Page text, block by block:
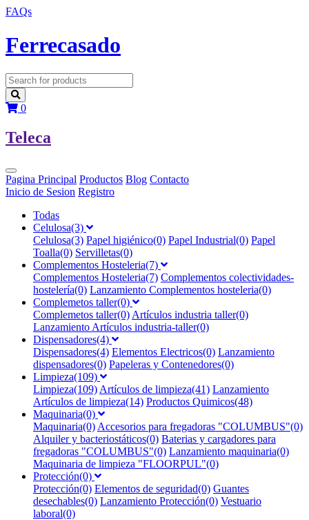
FAQs
Ferrecasado
0
Teleca
Pagina Principal Productos Blog Contacto
Inicio de Sesion Registro
Todas
Celulosa(3)
Celulosa(3) Papel higiénico(0) Papel Industrial(0) Papel
Toalla(0) Servilletas(0)
Complementos Hosteleria(7)
Complementos Hosteleria(7) Complementos colectividades-
hostelería(0) Lanzamiento Complementos hosteleria(0)
Complemetos taller(0)
Complemetos taller(0) Artículos industria taller(0)
Lanzamiento Artículos industria-taller(0)
Dispensadores(4)
Dispensadores(4) Elementos Electricos(0) Lanzamiento
dispensadores(0) Papeleras y Contenedores(0)
Limpieza(109)
Limpieza(109) Artículos de limpieza(41) Lanzamiento
Artículos de limpieza(14) Productos Quimicos(48)
Maquinaria(0)
Maquinaria(0) Accesorios para fregadoras "COLUMBUS"(0)
Alquiler y bacteriostáticos(0) Baterias y cargadores para
fregadoras "COLUMBUS"(0) Lanzamiento maquinaria(0)
Maquinaria de limpieza "FLOORPUL"(0)
Protección(0)
Protección(0) Elementos de seguridad(0) Guantes
desechables(0) Lanzamiento Protección(0) Vestuario
laboral(0)